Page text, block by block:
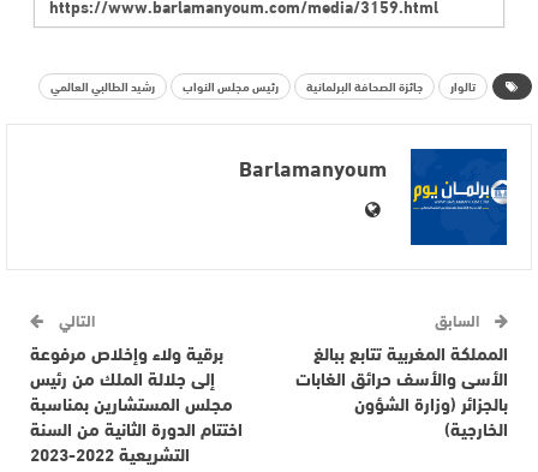
تالوار جائزة الصحافة البرلمانية رئيس مجلس النواب رشيد الطالبي العالمي
Barlamanyoum
السابق
المملكة المغربية تتابع ببالغ
الأسى والأسف حرائق الغابات
بالجزائر (وزارة الشؤون
الخارجية)
التالي
برقية ولاء وإخلاص مرفوعة
إلى جلالة الملك من رئيس
مجلس المستشارين بمناسبة
اختتام الدورة الثانية من السنة
التشريعية 2022-2023